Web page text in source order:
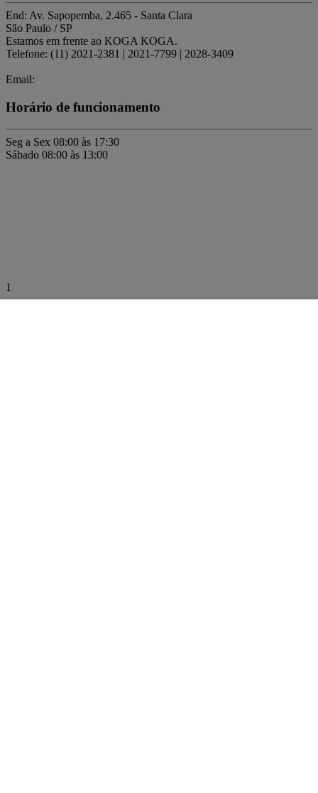
End: Av. Sapopemba, 2.465 - Santa Clara
São Paulo / SP
Estamos em frente ao KOGA KOGA.
Telefone: (11) 2021-2381 | 2021-7799 | 2028-3409
Email:
Horário de funcionamento
Seg a Sex 08:00 às 17:30
Sábado 08:00 às 13:00
1